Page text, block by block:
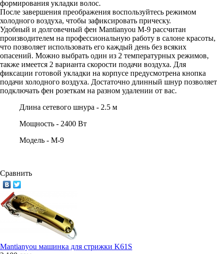
формирования укладки волос.
После завершения преображения воспользуйтесь режимом
холодного воздуха, чтобы зафиксировать прическу.
Удобный и долговечный фен Mantianyou M-9 рассчитан
производителем на профессиональную работу в салоне красоты,
что позволяет использовать его каждый день без всяких
опасений. Можно выбрать один из 2 температурных режимов,
также имеется 2 варианта скорости подачи воздуха. Для
фиксации готовой укладки на корпусе предусмотрена кнопка
подачи холодного воздуха. Достаточно длинный шнур позволяет
подключать фен розеткам на разном удалении от вас.
Длина сетевого шнура - 2.5 м
Мощность - 2400 Вт
Модель - M-9
Сравнить
Mantianyou машинка для стрижки K61S